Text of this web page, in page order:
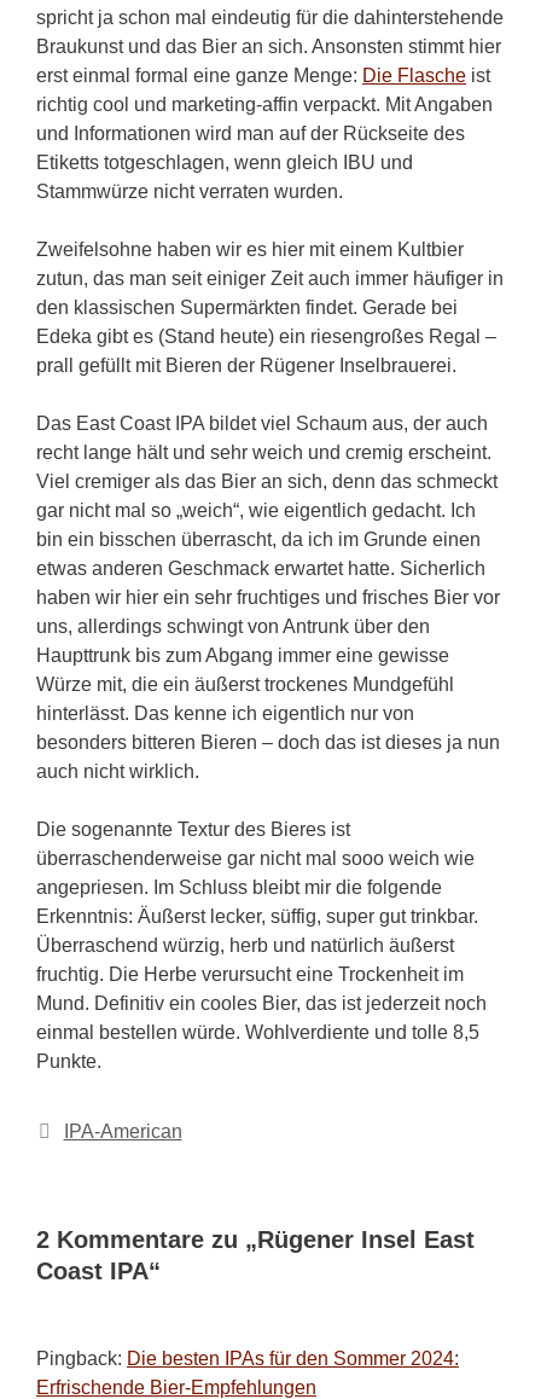
spricht ja schon mal eindeutig für die dahinterstehende
Braukunst und das Bier an sich. Ansonsten stimmt hier
erst einmal formal eine ganze Menge: Die Flasche ist
richtig cool und marketing-affin verpackt. Mit Angaben
und Informationen wird man auf der Rückseite des
Etiketts totgeschlagen, wenn gleich IBU und
Stammwürze nicht verraten wurden.
Zweifelsohne haben wir es hier mit einem Kultbier
zutun, das man seit einiger Zeit auch immer häufiger in
den klassischen Supermärkten findet. Gerade bei
Edeka gibt es (Stand heute) ein riesengroßes Regal –
prall gefüllt mit Bieren der Rügener Inselbrauerei.
Das East Coast IPA bildet viel Schaum aus, der auch
recht lange hält und sehr weich und cremig erscheint.
Viel cremiger als das Bier an sich, denn das schmeckt
gar nicht mal so „weich“, wie eigentlich gedacht. Ich
bin ein bisschen überrascht, da ich im Grunde einen
etwas anderen Geschmack erwartet hatte. Sicherlich
haben wir hier ein sehr fruchtiges und frisches Bier vor
uns, allerdings schwingt von Antrunk über den
Haupttrunk bis zum Abgang immer eine gewisse
Würze mit, die ein äußerst trockenes Mundgefühl
hinterlässt. Das kenne ich eigentlich nur von
besonders bitteren Bieren – doch das ist dieses ja nun
auch nicht wirklich.
Die sogenannte Textur des Bieres ist
überraschenderweise gar nicht mal sooo weich wie
angepriesen. Im Schluss bleibt mir die folgende
Erkenntnis: Äußerst lecker, süffig, super gut trinkbar.
Überraschend würzig, herb und natürlich äußerst
fruchtig. Die Herbe verursucht eine Trockenheit im
Mund. Definitiv ein cooles Bier, das ist jederzeit noch
einmal bestellen würde. Wohlverdiente und tolle 8,5
Punkte.
Kategorien
IPA-American
2 Kommentare zu „Rügener Insel East
Coast IPA“
Pingback: Die besten IPAs für den Sommer 2024:
Erfrischende Bier-Empfehlungen